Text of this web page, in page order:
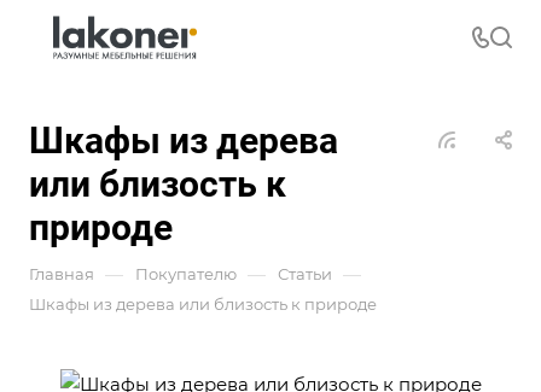
Шкафы из дерева
или близость к
природе
Главная — Покупателю — Статьи —
Шкафы из дерева или близость к природе